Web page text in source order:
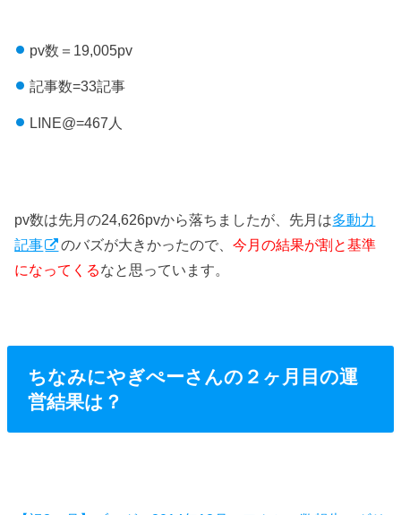
pv数＝19,005pv
記事数=33記事
LINE@=467人
pv数は先月の24,626pvから落ちましたが、先月は多動力
記事
のバズが大きかったので、今月の結果が割と基準
になってくるなと思っています。
ちなみにやぎぺーさんの２ヶ月目の運
営結果は？